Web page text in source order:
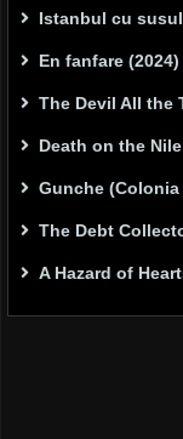
Istanbul cu
En fanfare
The Devil All the
Death on the
Gunche
The Debt
A Hazard of